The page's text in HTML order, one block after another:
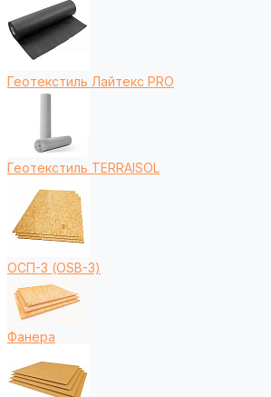
Геотекстиль Лайтекс PRO
Геотекстиль TERRAISOL
ОСП-3 (OSB-3)
Фанера